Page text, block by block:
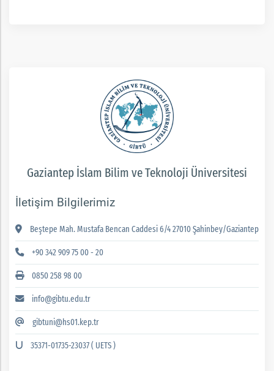
Gaziantep İslam Bilim ve Teknoloji Üniversitesi
İletişim Bilgilerimiz
Beştepe Mah. Mustafa Bencan Caddesi 6/4 27010 Şahinbey/Gaziantep
+90 342 909 75 00 - 20
0850 258 98 00
info@gibtu.edu.tr
gibtuni@hs01.kep.tr
35371-01735-23037 ( UETS )